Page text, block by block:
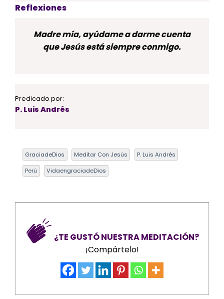
Reflexiones
Madre mía, ayúdame a darme cuenta
que Jesús está siempre conmigo.
Predicado por:
P. Luis Andrés
GraciadeDios Meditar Con Jesús P. Luis Andrés
Perú VidaengraciadeDios
¿TE GUSTÓ NUESTRA MEDITACIÓN?
¡Compártelo!